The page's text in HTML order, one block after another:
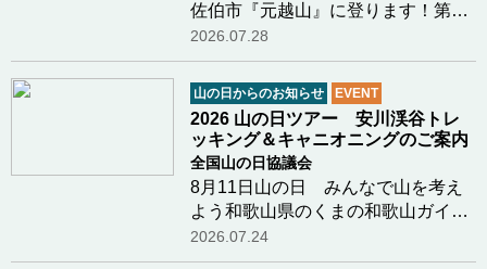
佐伯市『元越山』に登ります！第５
回「山の日」記念全国大会開催地の
大分県。大分県山の日登山実行委員
会（大分県山岳連盟・大分勤労者山
岳連盟・日本山岳会東九州支部）で
は、毎年ふるさの…つづきを読む
2026.07.28
山の日からのお知らせ EVENT
2026 山の日ツアー 安川渓谷トレ
ッキング＆キャニオニングのご案内
全国山の日協議会
8月11日山の日 みんなで山を考え
よう和歌山県のくまの和歌山ガイド
クラブ新田さまより8月11日山の日
に行われるイベントのご案内があり
2026.07.24